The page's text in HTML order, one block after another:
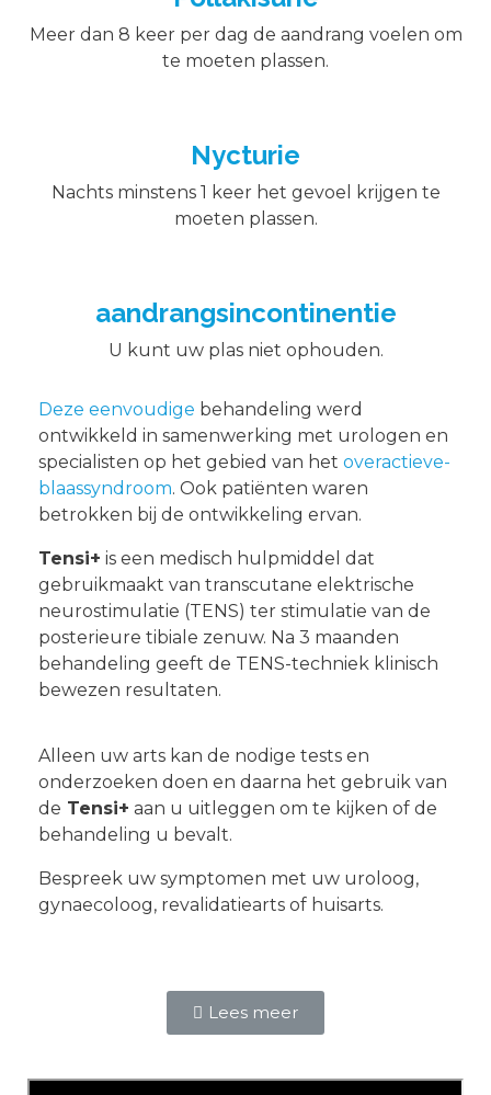
Meer dan 8 keer per dag de aandrang voelen om
te moeten plassen.
Nycturie
Nachts minstens 1 keer het gevoel krijgen te
moeten plassen.
aandrangsincontinentie
U kunt uw plas niet ophouden.
Deze eenvoudige behandeling werd
ontwikkeld in samenwerking met urologen en
specialisten op het gebied van het overactieve-
blaassyndroom. Ook patiënten waren
betrokken bij de ontwikkeling ervan.
Tensi+ is een medisch hulpmiddel dat
gebruikmaakt van transcutane elektrische
neurostimulatie (TENS) ter stimulatie van de
posterieure tibiale zenuw. Na 3 maanden
behandeling geeft de TENS-techniek klinisch
bewezen resultaten.
Alleen uw arts kan de nodige tests en
onderzoeken doen en daarna het gebruik van
de Tensi+ aan u uitleggen om te kijken of de
behandeling u bevalt.
Bespreek uw symptomen met uw uroloog,
gynaecoloog, revalidatiearts of huisarts.
Lees meer